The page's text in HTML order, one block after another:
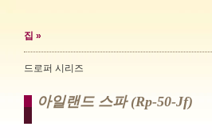
집 »
드로퍼 시리즈
아일랜드 스파 (rp-50-Jf)